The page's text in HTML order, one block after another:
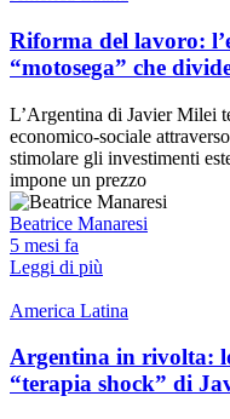
Riforma del lavoro:
“motosega” che
L’Argentina di Javier Milei
economico-sociale
stimolare gli investimenti
impone un prezzo
Beatrice Manaresi
5 mesi fa
Leggi di più
America Latina
Argentina in rivolta:
“terapia shock” di